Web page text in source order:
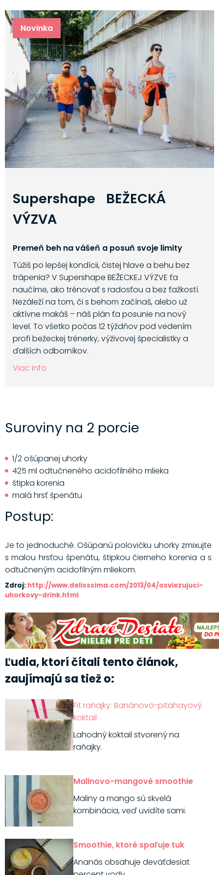
Novinka
Supershape BEŽECKÁ
VÝZVA
Premeň beh na vášeň a posuň svoje limity
Túžiš po lepšej kondícii, čistej hlave a behu bez
trápenia? V Supershape BEŽECKEJ VÝZVE ťa
naučíme, ako trénovať s radosťou a bez ťažkostí.
Nezáleží na tom, či s behom začínaš, alebo už
aktívne makáš – náš plán ťa posunie na nový
level. To všetko počas 12 týždňov pod vedením
profi bežeckej trénerky, výživovej špecialistky a
ďalších odborníkov.
Viac info
Suroviny na 2 porcie
1/2 ošúpanej uhorky
425 ml odtučneného acidofilného mlieka
štipka korenia
malá hrsť špenátu
Postup:
Je to jednoduché. Ošúpanú polovičku uhorky zmixujte
s malou hrsťou špenátu, štipkou čierneho korenia a s
odtučneným acidofilným mliekom.
Zdroj: http://www.delisssima.com/2013/04/osviezujuci-
uhorkovy-drink.html
Ľudia, ktorí čítali tento článok,
zaujímajú sa tiež o:
Fit raňajky: Banánovo-pitahayový
koktail
Lahodný koktail stvorený na
raňajky.
Malinovo-mangové smoothie
Maliny a mango sú skvelá
kombinácia, veď uvidíte sami.
Smoothie, ktoré spaľuje tuk
Ananás obsahuje deväťdesiat